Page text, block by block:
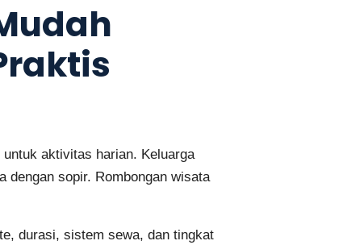
aktivitas harian. Keluarga
dengan sopir. Rombongan wisata
durasi, sistem sewa, dan tingkat